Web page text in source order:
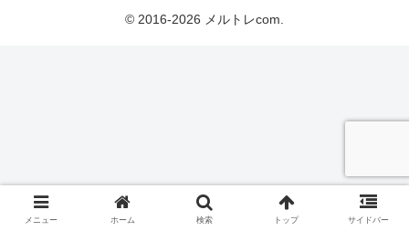
© 2016-2026 メルトレcom.
メニュー ホーム 検索 トップ サイドバー